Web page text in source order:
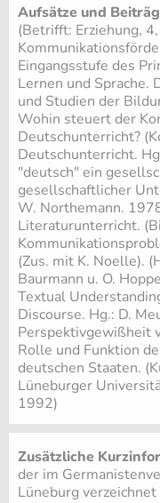
Aufsätze und
(Betrifft: Erziehung,
Eingangsstufe des
Lernen und Sprache.
und Studien der
Wohin steuert der
Deutschunterricht?
Deutschunterricht.
"deutsch" ein
gesellschaftlicher
W. Northemann.
Literaturunterricht.
(Zus. mit K. Noelle).
Baurmann u. O.
Textual
Discourse. Hg.: D.
Perspektivgewißheit
Rolle und Funktion
deutschen Staaten.
Lüneburger
1992)
Zusätzliche
der im
Lüneburg verzeichnet